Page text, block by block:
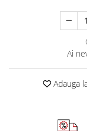
Module
Senzori
pentru ArduinoAi
Adauga